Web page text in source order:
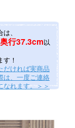
、
行37.3cm以
！
だければ実商品
は、一度ご連絡
なれます。＞＞